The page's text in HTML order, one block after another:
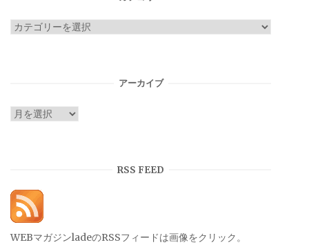
カ
アーカイブ
ア
RSS FEED
WEBマガジンladeのRSSフィードは画像をクリック。